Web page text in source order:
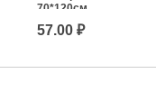
70*120см.
57.00 ₽